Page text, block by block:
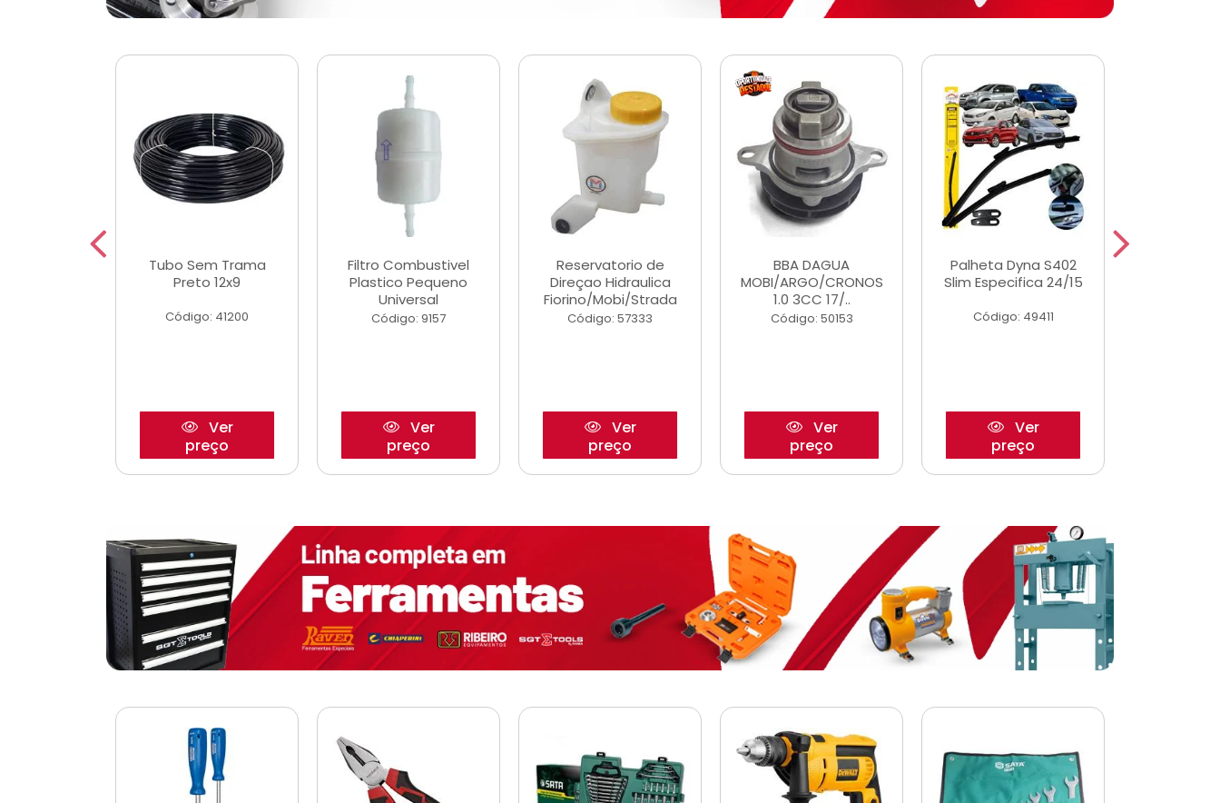
Tubo Sem Trama
Preto 12x9
Código: 41200
Ver
preço
Filtro Combustivel
Plastico Pequeno
Universal
Código: 9157
Ver
preço
Reservatorio de
Direçao Hidraulica
Fiorino/Mobi/Strada
Código: 57333
Ver
preço
BBA DAGUA
MOBI/ARGO/CRONOS
1.0 3CC 17/..
Código: 50153
Ver
preço
Palheta Dyna S402
Slim Especifica 24/15
Código: 49411
Ver
preço